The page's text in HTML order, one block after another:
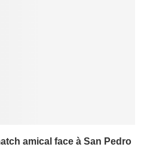
amical face à San Pedro